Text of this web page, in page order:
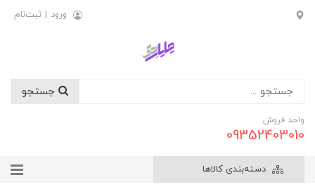
ورود | ثبت‌نام
واحد فروش
09352403010
دسته‌بندی کالاها